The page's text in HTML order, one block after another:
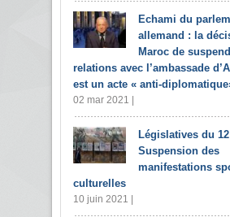
Echami du
allemand : la
Maroc de
relations avec l’ambassade
est un acte « anti-
02 mar 2021 |
Législatives du
Suspension des
manifestations
culturelles
10 juin 2021 |